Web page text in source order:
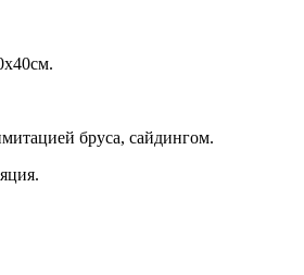
бруса, сайдингом.